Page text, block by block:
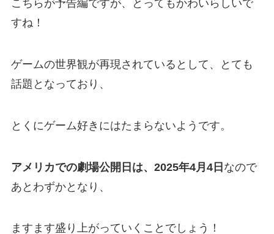
こちらが予告編ですが、とってもかわいらしいで
すね！
ゲームの世界観が再現されているとして、とても
話題となっており、
とくにゲーム好きにはたまらないようです。
アメリカでの劇場公開日は、2025年4月4日 なので
あとわずかとなり、
ますます盛り上がっていくことでしょう！